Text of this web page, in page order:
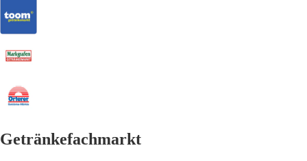
Getränkefachmarkt